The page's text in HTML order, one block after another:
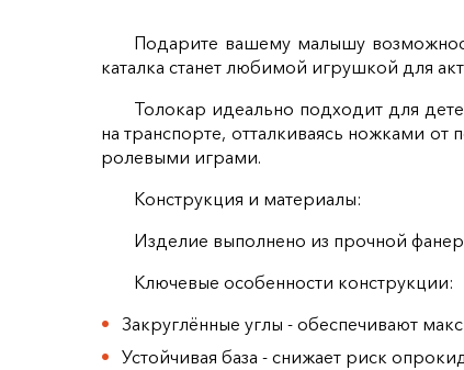
Подарите вашему малышу
каталка станет любимой игрушкой для
Толокар идеально подходит для
на транспорте, отталкиваясь ножками
ролевыми играми.
Конструкция и материалы:
Изделие выполнено из прочной
Ключевые особенности конструкции:
Закруглённые углы - обеспечивают
Устойчивая база - снижает риск